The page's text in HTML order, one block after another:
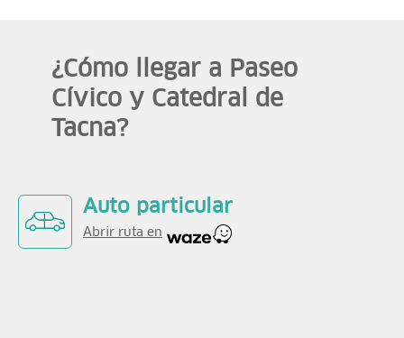
¿Cómo llegar a Paseo
Cívico y Catedral de
Tacna?
Auto particular
Abrir ruta en